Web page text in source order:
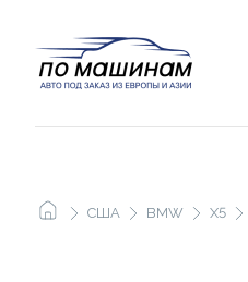
США BMW X5